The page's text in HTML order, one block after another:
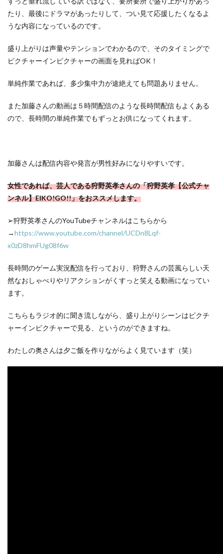
たり、最後にドラマがあったりして、つい見て応援したくなるよ
うな内容になっているのです。
盛り上がりは声量やテンションでわかるので、そのタイミングで
ピクチャーインピクチャーの画面を見ればOK！
単純作業であれば、多少集中力が途絶えても問題ありません。
また加藤さんの動画は５時間配信のような長時間配信もよくある
ので、長時間の単純作業でもずっとお供になってくれます。
加藤さんは配信内容や発言が男性好みになりやすいです。
女性であれば、芸人である狩野英孝さんの「狩野英孝【公式チャ
ンネル】EIKO!GO!!」をおススメします。
➢狩野英孝さんのYouTubeチャンネルはこちらから
→https://www.youtube.com/channel/UCDn8Lqf-
x0zD8hmFUg08f6w
長時間のゲーム実況配信を行っており、狩野さんの芸風らしい天
然なおしゃべりやリアクションがくすっと笑える動画になってい
ます。
こちらもラジオ的に聞き流しながら、盛り上がりシーンはピクチ
ャーインピクチャーで見る、というのができますね。
わたしの奥さんは夕ご飯を作りながらよく見ています（笑）